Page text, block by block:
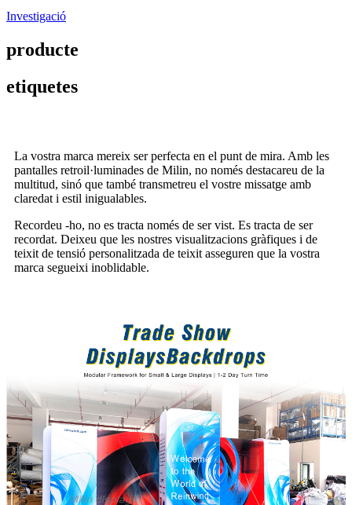
Investigació
producte
etiquetes
La vostra marca mereix ser perfecta en el punt de mira. Amb les
pantalles retroil·luminades de Milin, no només destacareu de la
multitud, sinó que també transmetreu el vostre missatge amb
claredat i estil inigualables.
Recordeu -ho, no es tracta només de ser vist. Es tracta de ser
recordat. Deixeu que les nostres visualitzacions gràfiques i de
teixit de tensió personalitzada de teixit asseguren que la vostra
marca segueixi inoblidable.